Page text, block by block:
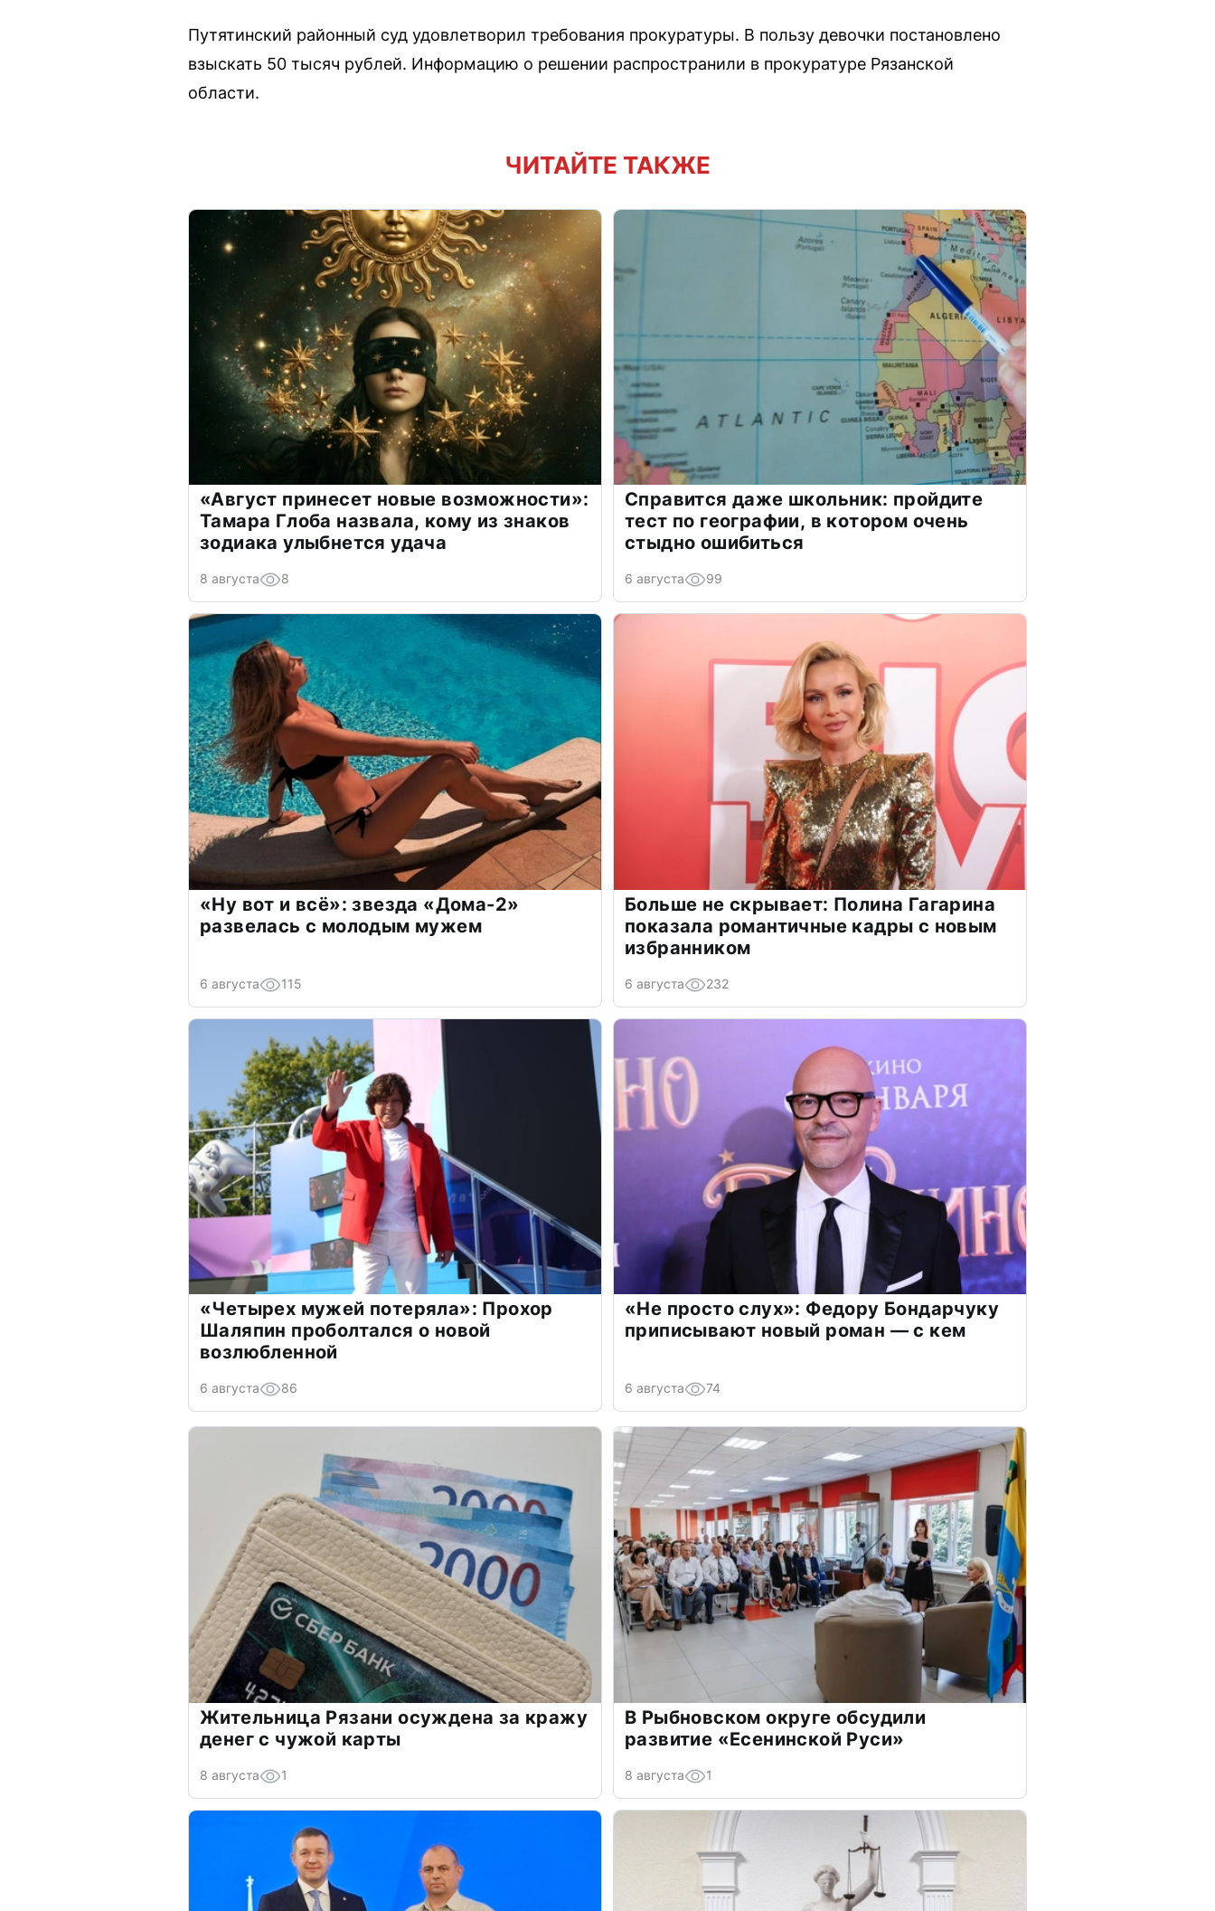
Путятинский районный суд удовлетворил требования прокуратуры. В пользу девочки постановлено
взыскать 50 тысяч рублей. Информацию о решении распространили в прокуратуре Рязанской
области.
ЧИТАЙТЕ ТАКЖЕ
«Август принесет новые возможности»:
Тамара Глоба назвала, кому из знаков
зодиака улыбнется удача
8 августа 8
Справится даже школьник: пройдите
тест по географии, в котором очень
стыдно ошибиться
6 августа 99
«Ну вот и всё»: звезда «Дома-2»
развелась с молодым мужем
6 августа 115
Больше не скрывает: Полина Гагарина
показала романтичные кадры с новым
избранником
6 августа 232
«Четырех мужей потеряла»: Прохор
Шаляпин проболтался о новой
возлюбленной
6 августа 86
«Не просто слух»: Федору Бондарчуку
приписывают новый роман — с кем
6 августа 74
Жительница Рязани осуждена за кражу
денег с чужой карты
8 августа 1
В Рыбновском округе обсудили
развитие «Есенинской Руси»
8 августа 1